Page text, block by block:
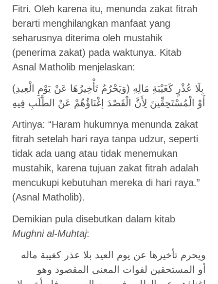
Fitri. Oleh karena itu, menunda zakat fitrah
berarti menghilangkan manfaat yang
seharusnya diterima oleh mustahik
(penerima zakat) pada waktunya. Kitab
Asnal Matholib menjelaskan:
(وَيَحْرُمُ تَأْخِيرُهَا عَنْ يَوْمِ الْعِيدِ) بِلَا عُذْرٍ كَغَيْبَةِ مَالِهِ
أَوْ الْمُسْتَحِقِّينَ لِأَنَّ الْقَصْدَ إغْنَاؤُهُمْ عَنْ الطَّلَبِ فِيهِ
Artinya: “Haram hukumnya menunda zakat
fitrah setelah hari raya tanpa udzur, seperti
tidak ada uang atau tidak menemukan
mustahik, karena tujuan zakat fitrah adalah
mencukupi kebutuhan mereka di hari raya.”
(Asnal Matholib).
Demikian pula disebutkan dalam kitab
Mughni al-Muhtaj:
ويحرم تأخيرها عن يوم العيد بلا عذر كغيبة ماله
أو المستحقين لفوات المعنى المقصود وهو